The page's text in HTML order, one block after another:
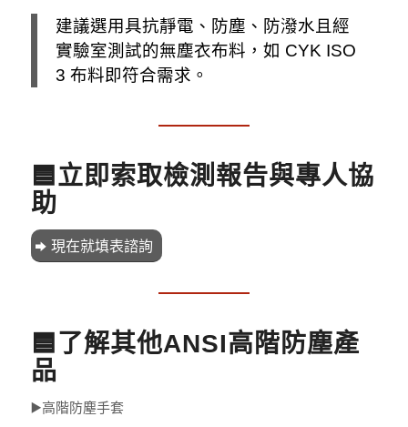
建議選用具抗靜電、防塵、防潑水且經
實驗室測試的無塵衣布料，如 CYK ISO
3 布料即符合需求。
🟦立即索取檢測報告與專人協
助
現在就填表諮詢
🟦了解其他ANSI高階防塵產
品
▶️高階防塵手套